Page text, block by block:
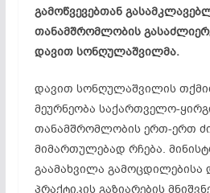
გამოწვევებთან
თანამშრომლობის
დავით სონღულაშვილმა.
დავით სონღულაშვილის
მეურნეობა საქართველო-
თანამშრომლობის ერთ-ერთ
მიმართულებად რჩება.
გაამახვილა გამოცდილებისა
პრაქტიკის გაზიარების